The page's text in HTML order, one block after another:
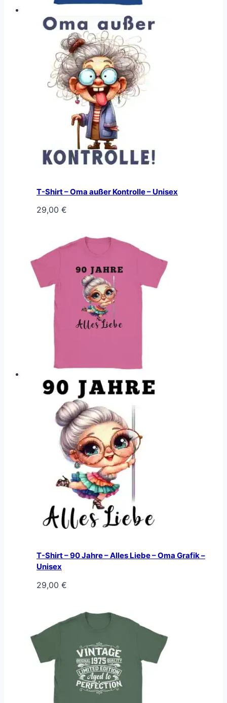
T-Shirt – Oma außer Kontrolle – Unisex
29,00 €
T-Shirt – 90 Jahre – Alles Liebe – Oma Grafik –
Unisex
29,00 €